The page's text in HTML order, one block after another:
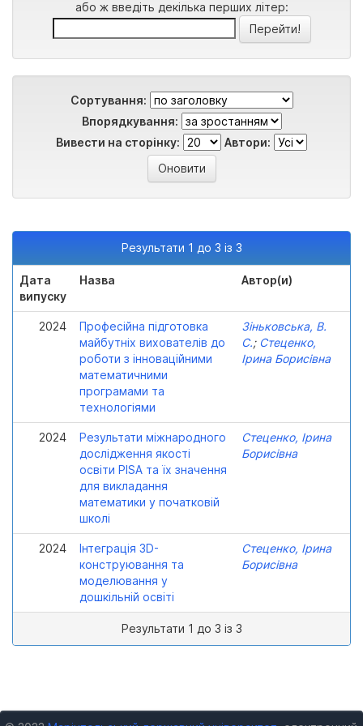
або ж введіть декілька перших літер:
Сортування:
Впорядкування:
Вивести на сторінку:
Автори:
Результати 1 до 3 із 3
Дата
випуску
Назва Автор(и)
2024
Професійна підготовка
майбутніх вихователів до
роботи з інноваційними
математичними
програмами та
технологіями
Зіньковська, В.
С.; Стеценко,
Ірина Борисівна
2024
Результати міжнародного
дослідження якості
освіти PISA та їх значення
для викладання
математики у початковій
школі
Стеценко, Ірина
Борисівна
2024
Інтеграція 3D-
конструювання та
моделювання у
дошкільній освіті
Стеценко, Ірина
Борисівна
Результати 1 до 3 із 3